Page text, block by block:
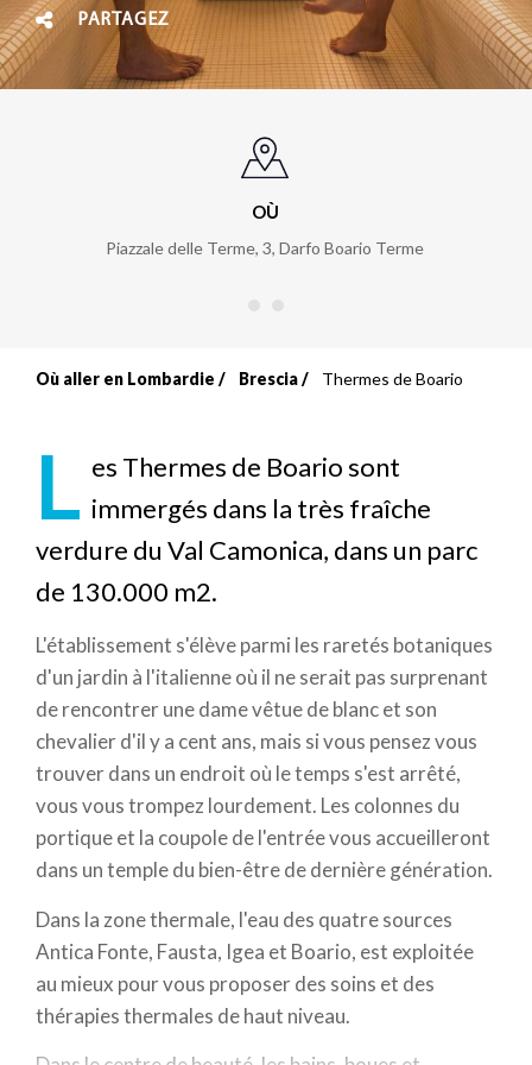
PARTAGEZ
OÙ
Piazzale delle Terme, 3, Darfo Boario Terme
d'Ariane
Où aller en Lombardie Brescia Thermes de Boario
L es Thermes de Boario sont
immergés dans la très fraîche
verdure du Val Camonica, dans un parc
de 130.000 m2.
L'établissement s'élève parmi les raretés botaniques
d'un jardin à l'italienne où il ne serait pas surprenant
de rencontrer une dame vêtue de blanc et son
chevalier d'il y a cent ans, mais si vous pensez vous
trouver dans un endroit où le temps s'est arrêté,
vous vous trompez lourdement. Les colonnes du
portique et la coupole de l'entrée vous accueilleront
dans un temple du bien-être de dernière génération.
Dans la zone thermale, l'eau des quatre sources
Antica Fonte, Fausta, Igea et Boario, est exploitée
au mieux pour vous proposer des soins et des
thérapies thermales de haut niveau.